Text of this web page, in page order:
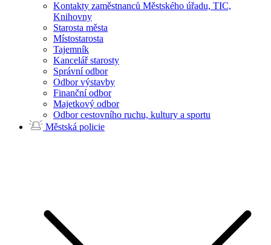
Kontakty zaměstnanců Městského úřadu, TIC,
Knihovny
Starosta města
Místostarosta
Tajemník
Kancelář starosty
Správní odbor
Odbor výstavby
Finanční odbor
Majetkový odbor
Odbor cestovního ruchu, kultury a sportu
Městská policie